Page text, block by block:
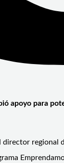
apoyo para